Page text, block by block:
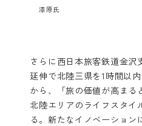
漆原氏
さらに西日本旅客鉄道金沢
延伸で北陸三県を1時間以
から、「旅の価値が高まる
北陸エリアのライフスタイ
る。新たなイノベーショ